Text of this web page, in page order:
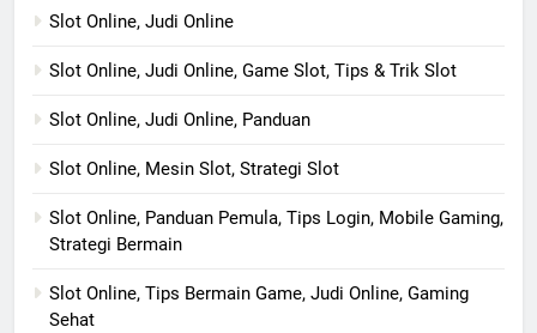
Slot Online, Judi Online
Slot Online, Judi Online, Game Slot, Tips & Trik Slot
Slot Online, Judi Online, Panduan
Slot Online, Mesin Slot, Strategi Slot
Slot Online, Panduan Pemula, Tips Login, Mobile Gaming,
Strategi Bermain
Slot Online, Tips Bermain Game, Judi Online, Gaming
Sehat